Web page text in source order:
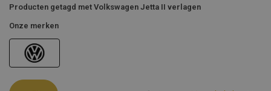
Producten getagd met Volkswagen Jetta II verlagen
Onze merken